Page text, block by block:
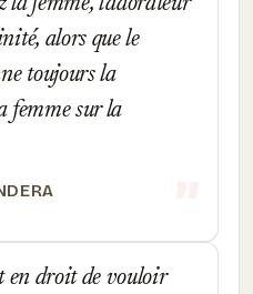
alors que le
toujours la
femme sur la
en droit de vouloir